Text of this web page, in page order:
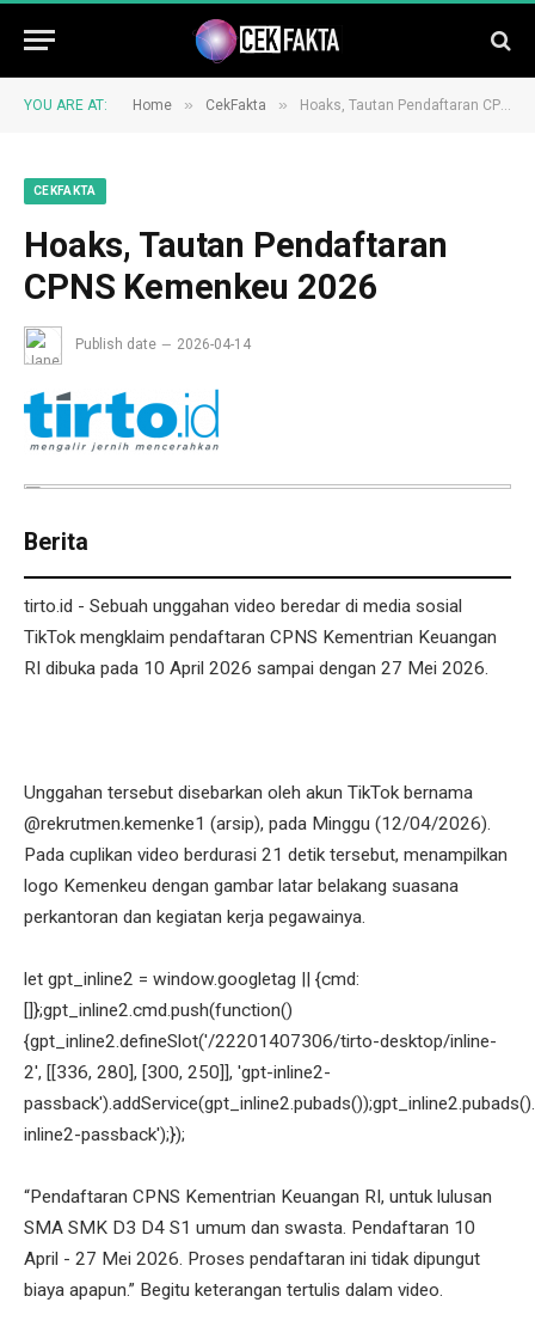
YOU ARE AT: Home » CekFakta » Hoaks, Tautan Pendaftaran CPNS Kemenkeu 2026
CEKFAKTA
Hoaks, Tautan Pendaftaran
CPNS Kemenkeu 2026
Publish date 2026-04-14
Berita
tirto.id - Sebuah unggahan video beredar di media sosial
TikTok mengklaim pendaftaran CPNS Kementrian Keuangan
RI dibuka pada 10 April 2026 sampai dengan 27 Mei 2026.
Unggahan tersebut disebarkan oleh akun TikTok bernama
@rekrutmen.kemenke1 (arsip), pada Minggu (12/04/2026).
Pada cuplikan video berdurasi 21 detik tersebut, menampilkan
logo Kemenkeu dengan gambar latar belakang suasana
perkantoran dan kegiatan kerja pegawainya.
let gpt_inline2 = window.googletag || {cmd:
[]};gpt_inline2.cmd.push(function()
{gpt_inline2.defineSlot('/22201407306/tirto-desktop/inline-
2', [[336, 280], [300, 250]], 'gpt-inline2-
inline2-passback');});
“Pendaftaran CPNS Kementrian Keuangan RI, untuk lulusan
SMA SMK D3 D4 S1 umum dan swasta. Pendaftaran 10
April - 27 Mei 2026. Proses pendaftaran ini tidak dipungut
biaya apapun.” Begitu keterangan tertulis dalam video.